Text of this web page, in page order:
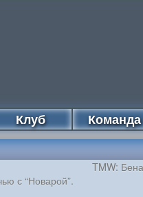
Клуб Команда
с “Новарой”.
TMW: